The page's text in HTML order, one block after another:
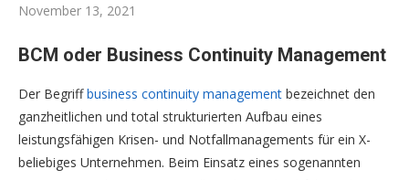
November 13, 2021
BCM oder Business Continuity Management
Der Begriffbusiness continuity management bezeichnet den
ganzheitlichen und total strukturierten Aufbau eines
leistungsfähigen Krisen- und Notfallmanagements für ein X-
beliebiges Unternehmen. Beim Einsatz eines sogenannten